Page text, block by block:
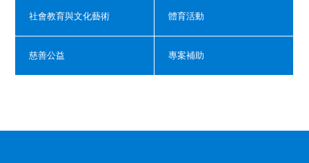
社會教育與文化藝術 體育活動
慈善公益 專案補助